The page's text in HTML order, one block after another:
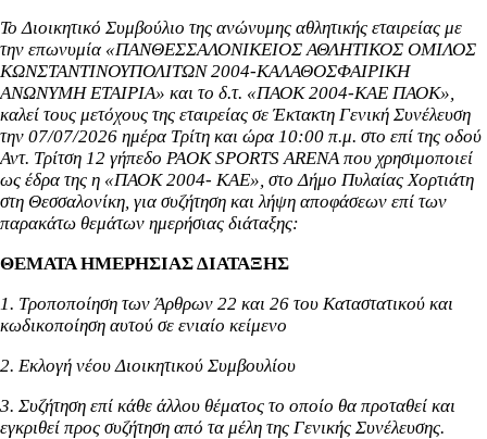
Το Διοικητικό Συμβούλιο της ανώνυμης αθλητικής εταιρείας με
την επωνυμία «ΠΑΝΘΕΣΣΑΛΟΝΙΚΕΙΟΣ ΑΘΛΗΤΙΚΟΣ ΟΜΙΛΟΣ
ΚΩΝΣΤΑΝΤΙΝΟΥΠΟΛΙΤΩΝ 2004-ΚΑΛΑΘΟΣΦΑΙΡΙΚΗ
ΑΝΩΝΥΜΗ ΕΤΑΙΡΙΑ» και το δ.τ. «ΠΑΟΚ 2004-ΚΑΕ ΠΑΟΚ»,
καλεί τους μετόχους της εταιρείας σε Έκτακτη Γενική Συνέλευση
την 07/07/2026 ημέρα Τρίτη και ώρα 10:00 π.μ. στο επί της οδού
Αντ. Τρίτση 12 γήπεδο PAOK SPORTS ARENA που χρησιμοποιεί
ως έδρα της η «ΠΑΟΚ 2004- ΚΑΕ», στο Δήμο Πυλαίας Χορτιάτη
στη Θεσσαλονίκη, για συζήτηση και λήψη αποφάσεων επί των
παρακάτω θεμάτων ημερήσιας διάταξης:
ΘΕΜΑΤΑ ΗΜΕΡΗΣΙΑΣ ΔΙΑΤΑΞΗΣ
1. Τροποποίηση των Άρθρων 22 και 26 του Καταστατικού και
κωδικοποίηση αυτού σε ενιαίο κείμενο
2. Εκλογή νέου Διοικητικού Συμβουλίου
3. Συζήτηση επί κάθε άλλου θέματος το οποίο θα προταθεί και
εγκριθεί προς συζήτηση από τα μέλη της Γενικής Συνέλευσης.